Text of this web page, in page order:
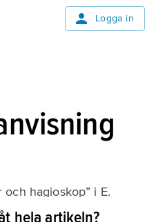
Logga in
och hagioskop” i E.
hela artikeln?